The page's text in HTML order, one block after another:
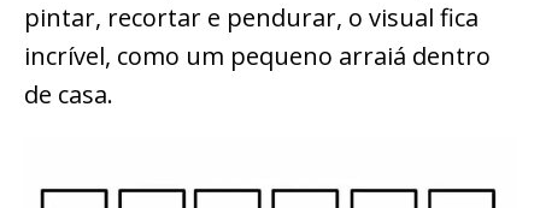
pintar, recortar e pendurar, o visual fica
incrível, como um pequeno arraiá dentro
de casa.